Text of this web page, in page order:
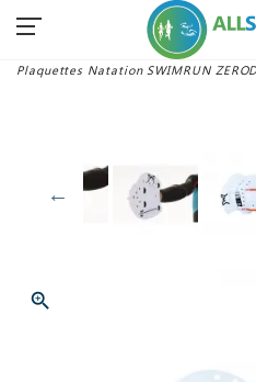
Matériel Swimrun
Plaquettes Natation SWIMRUN
zoom_in